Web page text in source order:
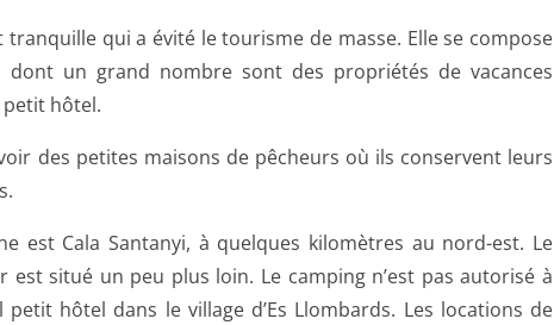
qui a évité le tourisme de masse. Elle se compose
dont un grand nombre sont des propriétés de vacances
petit hôtel.
des petites maisons de pêcheurs où ils conservent leurs
est Cala Santanyi, à quelques kilomètres au nord-est. Le
est situé un peu plus loin. Le camping n’est pas autorisé à
petit hôtel dans le village d’Es Llombards. Les locations de